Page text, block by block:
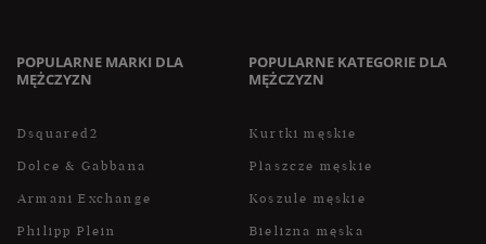
POPULARNE MARKI DLA
MĘŻCZYZN
Dsquared2
Dolce & Gabbana
Armani Exchange
Philipp Plein
POPULARNE KATEGORIE DLA
MĘŻCZYZN
Kurtki męskie
Płaszcze męskie
Koszule męskie
Bielizna męska